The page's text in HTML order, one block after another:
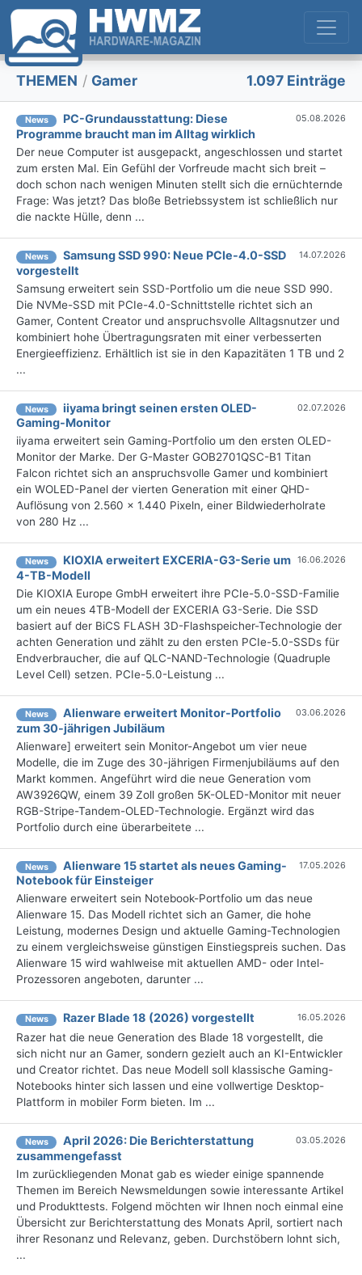
THEMEN / Gamer 1.097 Einträge
News
PC-Grundausstattung: Diese
Programme braucht man im Alltag wirklich
05.08.2026
Der neue Computer ist ausgepackt, angeschlossen und startet
zum ersten Mal. Ein Gefühl der Vorfreude macht sich breit –
doch schon nach wenigen Minuten stellt sich die ernüchternde
Frage: Was jetzt? Das bloße Betriebssystem ist schließlich nur
die nackte Hülle, denn ...
News
Samsung SSD 990: Neue PCIe-4.0-SSD
vorgestellt
14.07.2026
Samsung erweitert sein SSD-Portfolio um die neue SSD 990.
Die NVMe-SSD mit PCIe-4.0-Schnittstelle richtet sich an
Gamer, Content Creator und anspruchsvolle Alltagsnutzer und
kombiniert hohe Übertragungsraten mit einer verbesserten
Energieeffizienz. Erhältlich ist sie in den Kapazitäten 1 TB und 2
...
News
iiyama bringt seinen ersten OLED-
Gaming-Monitor
02.07.2026
iiyama erweitert sein Gaming-Portfolio um den ersten OLED-
Monitor der Marke. Der G-Master GOB2701QSC-B1 Titan
Falcon richtet sich an anspruchsvolle Gamer und kombiniert
ein WOLED-Panel der vierten Generation mit einer QHD-
Auflösung von 2.560 × 1.440 Pixeln, einer Bildwiederholrate
von 280 Hz ...
News
KIOXIA erweitert EXCERIA-G3-Serie um
4-TB-Modell
16.06.2026
Die KIOXIA Europe GmbH erweitert ihre PCIe-5.0-SSD-Familie
um ein neues 4TB-Modell der EXCERIA G3-Serie. Die SSD
basiert auf der BiCS FLASH 3D-Flashspeicher-Technologie der
achten Generation und zählt zu den ersten PCIe-5.0-SSDs für
Endverbraucher, die auf QLC-NAND-Technologie (Quadruple
Level Cell) setzen. PCIe-5.0-Leistung ...
News
Alienware erweitert Monitor-Portfolio
zum 30-jährigen Jubiläum
03.06.2026
Alienware] erweitert sein Monitor-Angebot um vier neue
Modelle, die im Zuge des 30-jährigen Firmenjubiläums auf den
Markt kommen. Angeführt wird die neue Generation vom
AW3926QW, einem 39 Zoll großen 5K-OLED-Monitor mit neuer
RGB-Stripe-Tandem-OLED-Technologie. Ergänzt wird das
Portfolio durch eine überarbeitete ...
News
Alienware 15 startet als neues Gaming-
Notebook für Einsteiger
17.05.2026
Alienware erweitert sein Notebook-Portfolio um das neue
Alienware 15. Das Modell richtet sich an Gamer, die hohe
Leistung, modernes Design und aktuelle Gaming-Technologien
zu einem vergleichsweise günstigen Einstiegspreis suchen. Das
Alienware 15 wird wahlweise mit aktuellen AMD- oder Intel-
Prozessoren angeboten, darunter ...
News Razer Blade 18 (2026) vorgestellt 16.05.2026
Razer hat die neue Generation des Blade 18 vorgestellt, die
sich nicht nur an Gamer, sondern gezielt auch an KI-Entwickler
und Creator richtet. Das neue Modell soll klassische Gaming-
Notebooks hinter sich lassen und eine vollwertige Desktop-
Plattform in mobiler Form bieten. Im ...
News
April 2026: Die Bericht­erstattung
zusammengefasst
03.05.2026
Im zurückliegenden Monat gab es wieder einige spannende
Themen im Bereich Newsmeldungen sowie interessante Artikel
und Produkttests. Folgend möchten wir Ihnen noch einmal eine
Übersicht zur Berichterstattung des Monats April, sortiert nach
ihrer Resonanz und Relevanz, geben. Durchstöbern lohnt sich,
...